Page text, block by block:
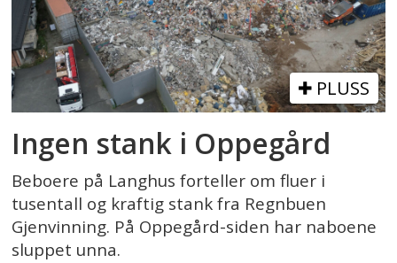
PLUSS
Ingen stank i Oppegård
Beboere på Langhus forteller om fluer i
tusentall og kraftig stank fra Regnbuen
Gjenvinning. På Oppegård-siden har naboene
sluppet unna.